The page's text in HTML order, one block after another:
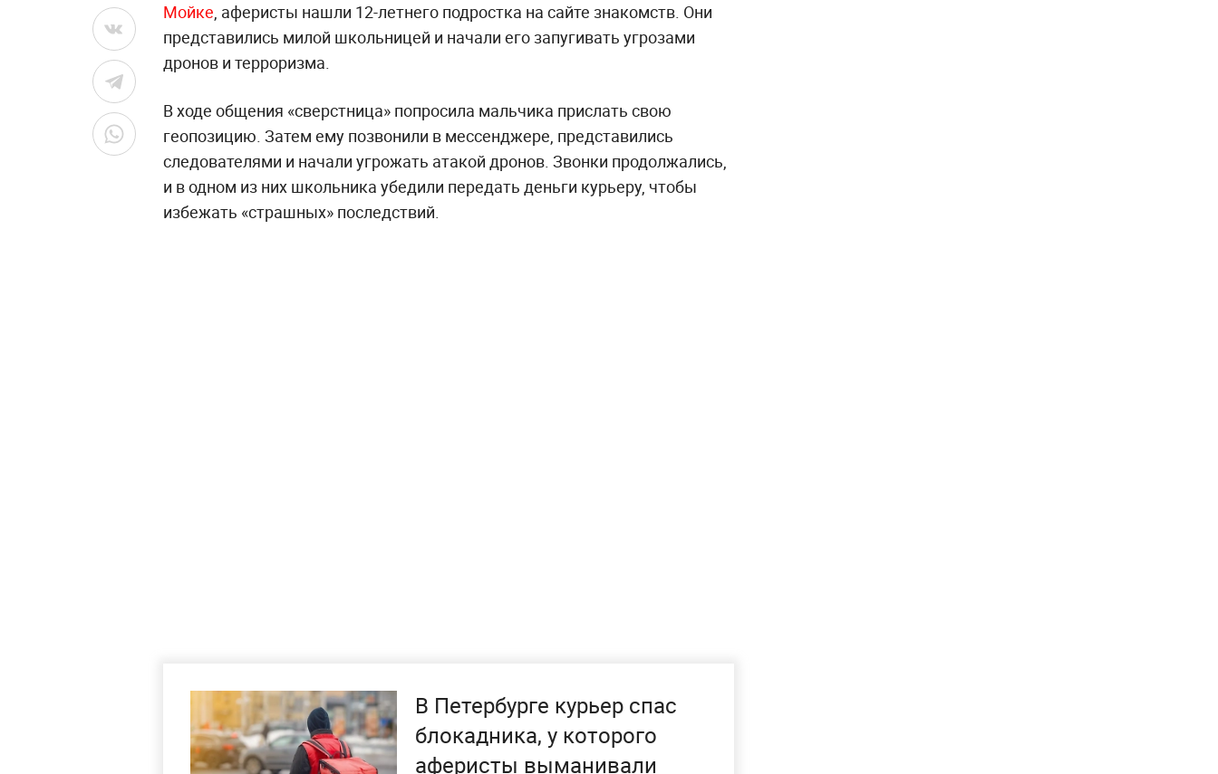
Мойке, аферисты нашли 12-летнего подростка на сайте знакомств. Они
представились милой школьницей и начали его запугивать угрозами
дронов и терроризма.
В ходе общения «сверстница» попросила мальчика прислать свою
геопозицию. Затем ему позвонили в мессенджере, представились
следователями и начали угрожать атакой дронов. Звонки продолжались,
и в одном из них школьника убедили передать деньги курьеру, чтобы
избежать «страшных» последствий.
В Петербурге курьер спас
блокадника, у которого
аферисты выманивали